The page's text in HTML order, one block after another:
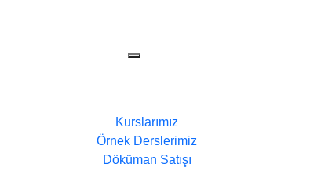
Kurslarımız
Örnek Derslerimiz
Döküman Satışı